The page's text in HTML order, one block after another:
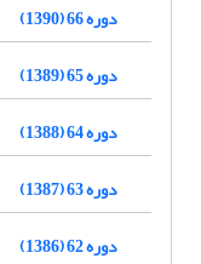
دوره 66 (1390)
دوره 65 (1389)
دوره 64 (1388)
دوره 63 (1387)
دوره 62 (1386)